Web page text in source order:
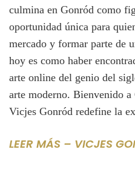
culmina en Gonród como
oportunidad única para
mercado y formar parte de
hoy es como haber
arte online del genio del
arte moderno. Bienvenido
Vicjes Gonród redefine la
LEER MÁS – VICJES